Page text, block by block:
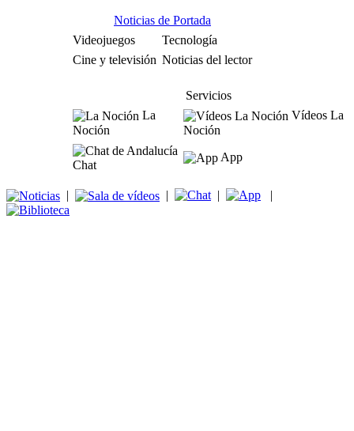
Noticias de Portada
Videojuegos
Tecnología
Cine y televisión Noticias del lector
Servicios
La
Noción
Vídeos La
Noción
Chat
App
| | | |